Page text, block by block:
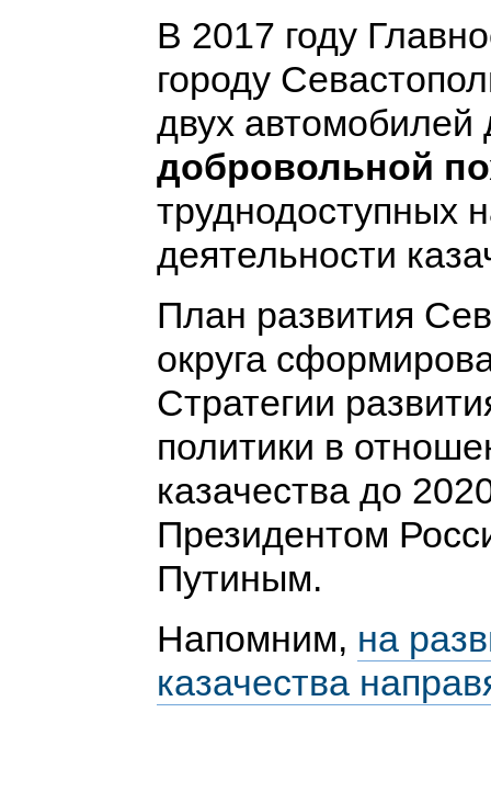
В 2017 году
городу
двух автомобилей
добровольной
труднодоступных
деятельности
План развития
округа
Стратегии
политики в
казачества до
Президентом
Путиным.
Напомним, на
казачества